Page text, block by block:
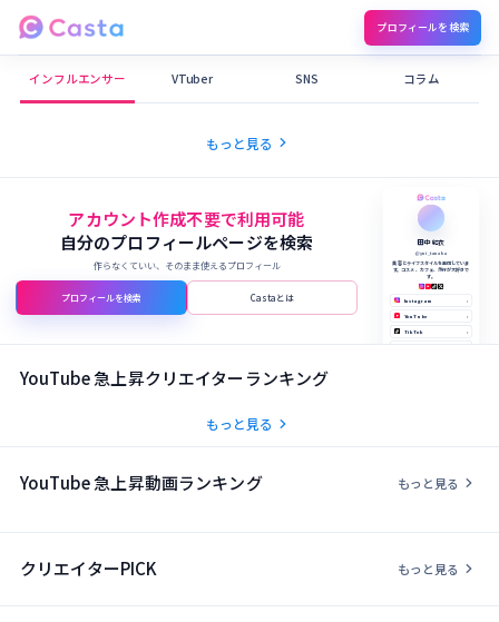
プロフィールを検索
Castaメディア
インフルエンサー VTuber SNS コラム
もっと見る chevron_right
アカウント作成不要で利用可能
自分のプロフィールページを検索
作らなくていい、そのまま使えるプロフィール
プロフィールを検索 Castaとは
田中 結衣
@yui_tanaka
美容とライフスタイルを発信していま
す。コスメ、カフェ、旅行が大好きで
す。
Instagram ›
YouTube ›
TikTok ›
YouTube 急上昇クリエイターランキング
もっと見る chevron_right
YouTube 急上昇動画ランキング もっと見る chevron_right
クリエイターPICK もっと見る chevron_right